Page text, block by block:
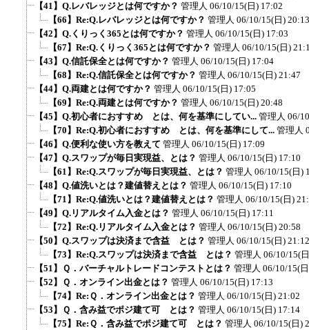
【41】Q.レバレッジとは何ですか？ 管理人 06/10/15(日) 17:02
【66】Re:Q.レバレッジとは何ですか？ 管理人 06/10/15(日) 20:13
【42】Q.くりっく365とは何ですか？ 管理人 06/10/15(日) 17:03
【67】Re:Q.くりっく365とは何ですか？ 管理人 06/10/15(日)
【43】Q.信託保全とは何ですか？ 管理人 06/10/15(日) 17:04
【68】Re:Q.信託保全とは何ですか？ 管理人 06/10/15(日) 21:47
【44】Q.両建とは何ですか？ 管理人 06/10/15(日) 17:05
【69】Re:Q.両建とは何ですか？ 管理人 06/10/15(日) 20:48
【45】Q.初心者におすすめ とは、何を基準にしてい... 管理人 06/
【70】Re:Q.初心者におすすめ とは、何を基準にして... 管理人
【46】Q.便利な使い方を教えて 管理人 06/10/15(日) 17:09
【47】Q.スワップが毎日実現益、とは？ 管理人 06/10/15(日) 17:10
【61】Re:Q.スワップが毎日実現益、とは？ 管理人 06/10/15(日)
【48】Q.値洗いとは？建値替えとは？ 管理人 06/10/15(日) 17:10
【71】Re:Q.値洗いとは？建値替えとは？ 管理人 06/10/15(日)
【49】Q.リアルタイム入金とは？ 管理人 06/10/15(日) 17:11
【72】Re:Q.リアルタイム入金とは？ 管理人 06/10/15(日) 20:58
【50】Q.スワップは決済まで含益 とは？ 管理人 06/10/15(日) 21:12
【73】Re:Q.スワップは決済まで含益 とは？ 管理人 06/10/15(
【51】Ｑ．バーチャルトレードコンテストとは？ 管理人 06/10/15(
【52】Ｑ．オンライン出金とは？ 管理人 06/10/15(日) 17:13
【74】Re:Ｑ．オンライン出金とは？ 管理人 06/10/15(日) 21:02
【53】Ｑ．含み益でポジ建て可 とは？ 管理人 06/10/15(日) 17:14
【75】Re:Ｑ．含み益でポジ建て可 とは？ 管理人 06/10/15(日)